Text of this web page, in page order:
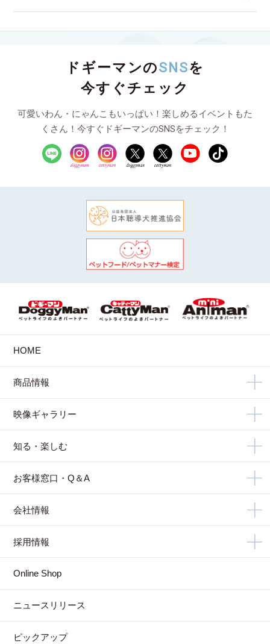
ドギーマンのSNSを
今すぐチェック
可愛いわん・にゃんこもいっぱい！楽しめるイベントもた
くさん！今すぐドギーマンのSNSをチェック！
HOME
商品情報
映像ギャラリー
知る・楽しむ
お客様窓口・Q＆A
会社情報
採用情報
Online Shop
ニュースリリース
ピックアップ